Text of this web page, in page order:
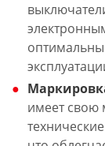
имеет свою